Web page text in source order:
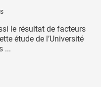
le résultat de facteurs
étude de l’Université
...